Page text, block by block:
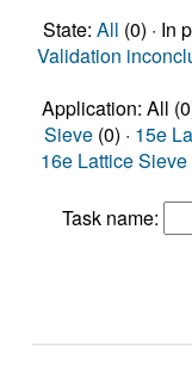
State: All (0) · In
Validation
Application: All
Sieve (0) · 15e
16e Lattice
Task name: